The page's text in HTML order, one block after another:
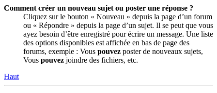
Comment créer un nouveau sujet ou poster une réponse ?
Cliquez sur le bouton « Nouveau » depuis la page d’un forum
ou « Répondre » depuis la page d’un sujet. Il se peut que vous
ayez besoin d’être enregistré pour écrire un message. Une liste
des options disponibles est affichée en bas de page des
forums, exemple : Vous pouvez poster de nouveaux sujets,
Vous pouvez joindre des fichiers, etc.
Haut